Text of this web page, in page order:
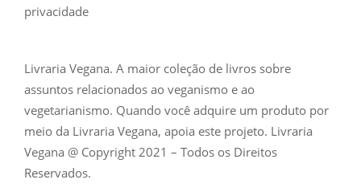
privacidade
Livraria Vegana. A maior coleção de livros sobre
assuntos relacionados ao veganismo e ao
vegetarianismo. Quando você adquire um produto por
meio da Livraria Vegana, apoia este projeto. Livraria
Vegana @ Copyright 2021 – Todos os Direitos
Reservados.